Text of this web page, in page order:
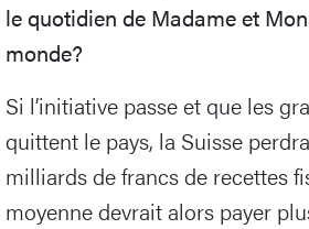
le quotidien de Madame et
monde?
Si l’initiative passe et que les
quittent le pays, la Suisse
milliards de francs de recettes
moyenne devrait alors payer